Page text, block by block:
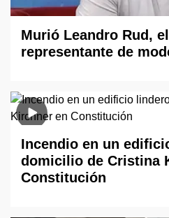
Murió Leandro Rud,
representante de
Incendio en un
domicilio de Cristina
Constitución